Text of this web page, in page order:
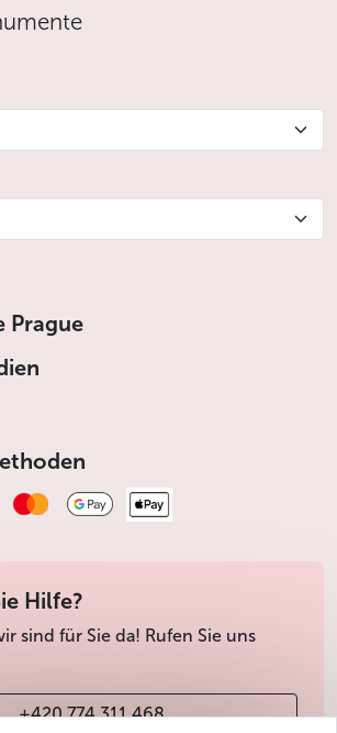
Prague
Hilfe?
sind für Sie da! Rufen Sie uns
+420 774 311 468